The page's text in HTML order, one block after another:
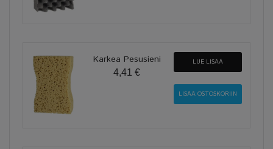
Karkea Pesusieni
4,41 €
LUE LISÄÄ